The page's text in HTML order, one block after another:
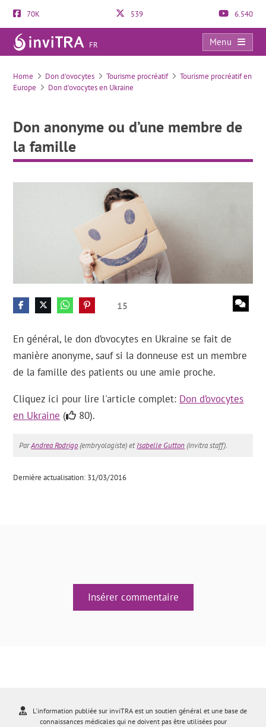
70K 539 6.540
FR
Menu
Don anonyme ou d’une membre de la famille
Home Don d'ovocytes Tourisme procréatif
Tourisme procréatif en
Europe
Don d'ovocytes en Ukraine
Don anonyme ou d’une membre de
la famille
15
En général, le don d’ovocytes en Ukraine se fait de
manière anonyme, sauf si la donneuse est un membre
de la famille des patients ou une amie proche.
Cliquez ici pour lire l'article complet: Don d’ovocytes
en Ukraine ( 80).
ParAndrea Rodrigo(embryologiste) etIsabelle Gutton(invitra staff).
Dernière actualisation: 31/03/2016
Insérer commentaire
L'information publiée sur inviTRA est un soutien général et une base de
connaissances médicales qui ne doivent pas être utilisées pour